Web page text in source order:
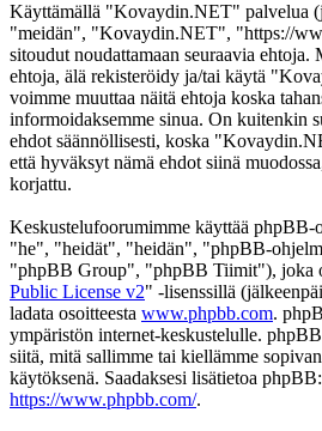
Käyttämällä "Kovaydin.NET" palvelua
"meidän", "Kovaydin.NET", "https://
sitoudut noudattamaan seuraavia
ehtoja, älä rekisteröidy ja/tai käytä
voimme muuttaa näitä ehtoja koska
informoidaksemme sinua. On kuitenkin
ehdot säännöllisesti, koska
että hyväksyt nämä ehdot siinä
korjattu.
Keskustelufoorumimme käyttää phpBB-
"he", "heidät", "heidän", "phpBB-
"phpBB Group", "phpBB Tiimit"), joka
Public License v2" -lisenssillä
ladata osoitteesta www.phpbb.com.
ympäristön internet-keskustelulle.
siitä, mitä sallimme tai kiellämme
käytöksenä. Saadaksesi lisätietoa
https://www.phpbb.com/.